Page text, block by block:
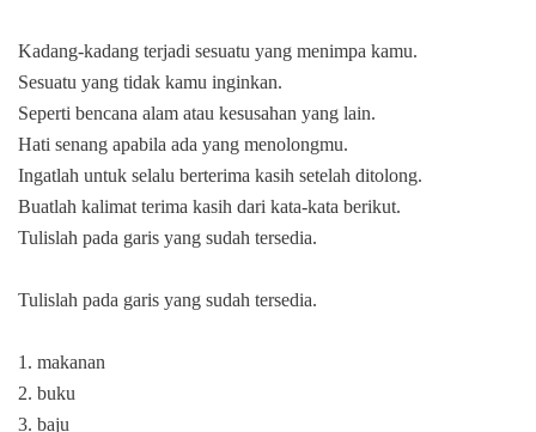
Kadang-kadang terjadi sesuatu yang menimpa kamu.
Sesuatu yang tidak kamu inginkan.
Seperti bencana alam atau kesusahan yang lain.
Hati senang apabila ada yang menolongmu.
Ingatlah untuk selalu berterima kasih setelah ditolong.
Buatlah kalimat terima kasih dari kata-kata berikut.
Tulislah pada garis yang sudah tersedia.
Tulislah pada garis yang sudah tersedia.
1. makanan
2. buku
3. baju